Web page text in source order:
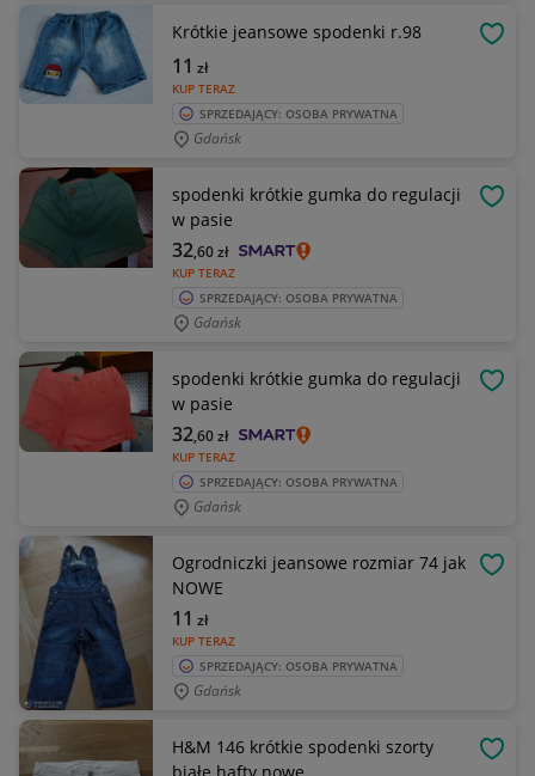
Krótkie jeansowe spodenki r.98
KUP TERAZ
11 zł
SPRZEDAJĄCY: OSOBA PRYWATNA
Gdańsk
spodenki krótkie gumka do regulacji
w pasie
KUP TERAZ
32,60zł
SPRZEDAJĄCY: OSOBA PRYWATNA
Gdańsk
spodenki krótkie gumka do regulacji
w pasie
KUP TERAZ
32,60zł
SPRZEDAJĄCY: OSOBA PRYWATNA
Gdańsk
Ogrodniczki jeansowe rozmiar 74 jak
NOWE
KUP TERAZ
11 zł
SPRZEDAJĄCY: OSOBA PRYWATNA
Gdańsk
H&M 146 krótkie spodenki szorty